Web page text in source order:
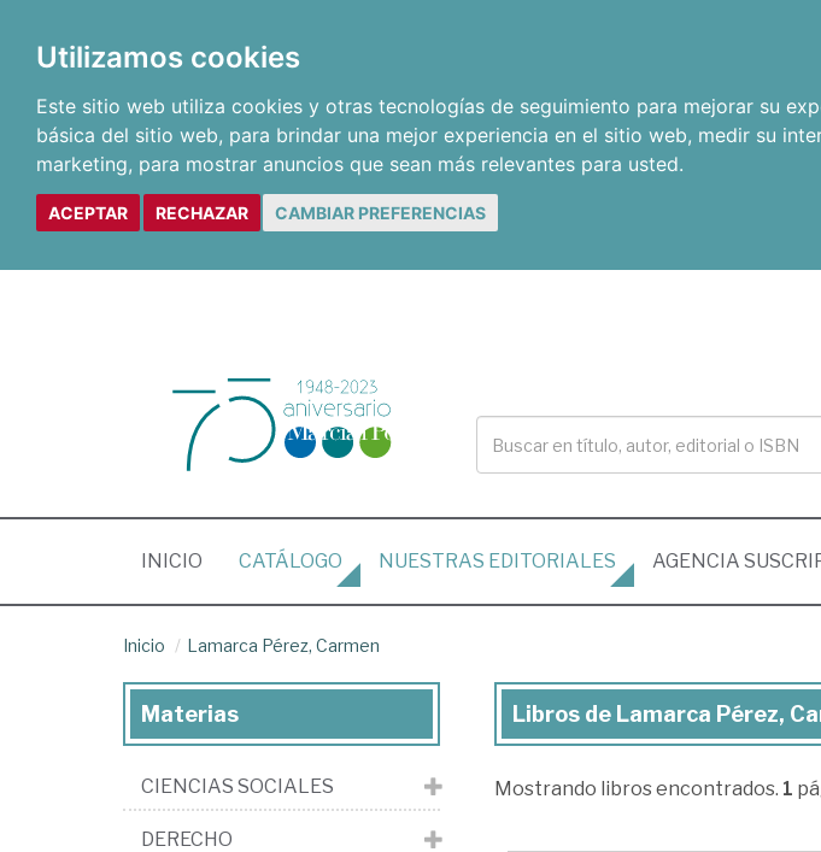
Utilizamos cookies
Este sitio web utiliza cookies y otras tecnologías de seguimiento para mejorar su
básica del sitio web, para brindar una mejor experiencia en el sitio web, medir su
marketing, para mostrar anuncios que sean más relevantes para usted.
ACEPTAR RECHAZAR CAMBIAR PREFERENCIAS
INICIO (CURRENT)
CATÁLOGO NUESTRAS EDITORIALES AGENCIA
Inicio Lamarca Pérez, Carmen
Libros
Lamarca
Libros de Lamarca Pérez,
Mostrando libros encontrados. 1
Materias
CIENCIAS SOCIALES
DERECHO